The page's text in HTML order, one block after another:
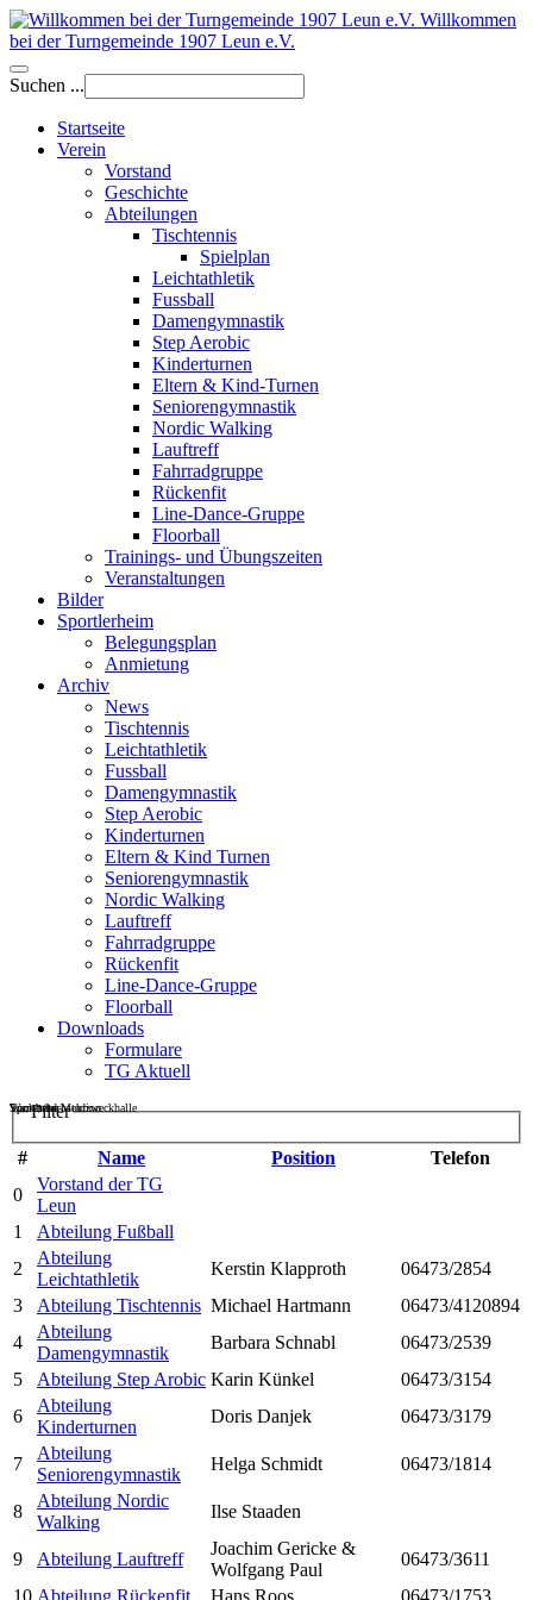
Willkommen
bei der Turngemeinde 1907 Leun e.V.
Suchen ...
Startseite
Verein
Vorstand
Geschichte
Abteilungen
Tischtennis
Spielplan
Leichtathletik
Fussball
Damengymnastik
Step Aerobic
Kinderturnen
Eltern & Kind-Turnen
Seniorengymnastik
Nordic Walking
Lauftreff
Fahrradgruppe
Rückenfit
Line-Dance-Gruppe
Floorball
Trainings- und Übungszeiten
Veranstaltungen
Bilder
Sportlerheim
Belegungsplan
Anmietung
Archiv
News
Tischtennis
Leichtathletik
Fussball
Damengymnastik
Step Aerobic
Kinderturnen
Eltern & Kind Turnen
Seniorengymnastik
Nordic Walking
Lauftreff
Fahrradgruppe
Rückenfit
Line-Dance-Gruppe
Floorball
Downloads
Formulare
TG Aktuell
Sportheim
Turn- und Mehrzweckhalle
Wackenbachstadion
Filter
# Name Position
Telefon
0
Vorstand der TG
Leun
1
Abteilung Fußball
2
Abteilung
Leichtathletik
Kerstin Klapproth
06473/2854
3
Abteilung Tischtennis Michael Hartmann
06473/4120894
4
Abteilung
Damengymnastik
Barbara Schnabl
06473/2539
5
Abteilung Step Arobic Karin Künkel
06473/3154
6
Abteilung
Kinderturnen
Doris Danjek 06473/3179
7
Abteilung
Seniorengymnastik
Helga Schmidt 06473/1814
8
Abteilung Nordic
Walking
Ilse Staaden
9 Abteilung Lauftreff
Joachim Gericke &
Wolfgang Paul
06473/3611
10 Abteilung Rückenfit Hans Roos 06473/1753